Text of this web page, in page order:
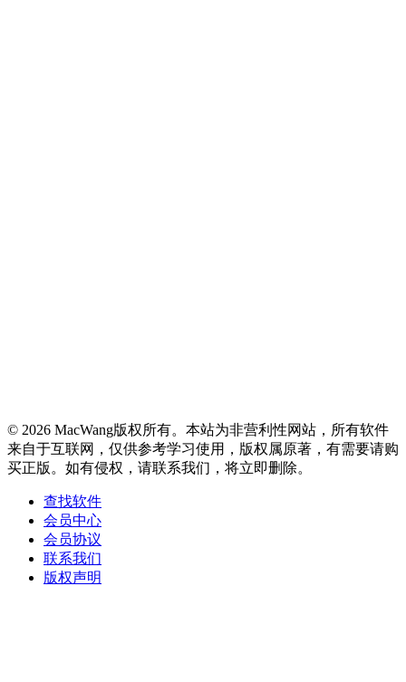
© 2026 MacWang版权所有。本站为非营利性网站，所有软件
来自于互联网，仅供参考学习使用，版权属原著，有需要请购
买正版。如有侵权，请联系我们，将立即删除。
查找软件
会员中心
会员协议
联系我们
版权声明